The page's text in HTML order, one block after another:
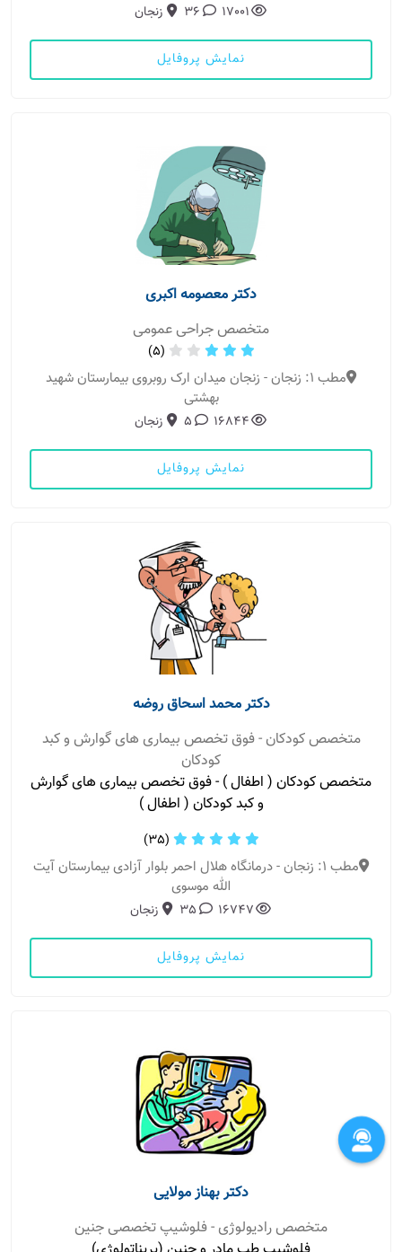
17001
36 زنجان
نمایش پروفایل
دکتر معصومه اکبری
متخصص جراحی عمومی
(5)
مطب 1: زنجان - زنجان میدان ارک روبروی بیمارستان شهید
بهشتی
16844
5 زنجان
نمایش پروفایل
دکتر محمد اسحاق روضه
متخصص کودکان - فوق تخصص بیماری های گوارش و کبد
کودکان
متخصص کودکان ( اطفال ) - فوق تخصص بیماری های گوارش
و کبد کودکان ( اطفال )
(35)
مطب 1: زنجان - درمانگاه هلال احمر بلوار آزادی بیمارستان آیت
الله موسوی
16747
35 زنجان
نمایش پروفایل
دکتر بهناز مولایی
متخصص رادیولوژی - فلوشیپ تخصصی جنین